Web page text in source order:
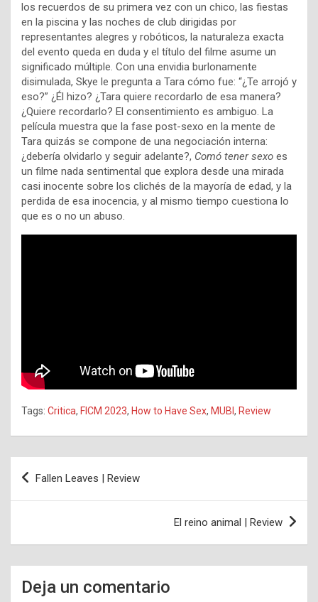
los recuerdos de su primera vez con un chico, las fiestas
en la piscina y las noches de club dirigidas por
representantes alegres y robóticos, la naturaleza exacta
del evento queda en duda y el título del filme asume un
significado múltiple. Con una envidia burlonamente
disimulada, Skye le pregunta a Tara cómo fue: “¿Te arrojó y
eso?” ¿Él hizo? ¿Tara quiere recordarlo de esa manera?
¿Quiere recordarlo? El consentimiento es ambiguo. La
película muestra que la fase post-sexo en la mente de
Tara quizás se compone de una negociación interna:
¿debería olvidarlo y seguir adelante?, Comó tener sexo es
un filme nada sentimental que explora desde una mirada
casi inocente sobre los clichés de la mayoría de edad, y la
perdida de esa inocencia, y al mismo tiempo cuestiona lo
que es o no un abuso.
Tags: Critica, FICM 2023, How to Have Sex, MUBI, Review
Navegación
de
Fallen Leaves | Review
El reino animal | Review
Deja un comentario